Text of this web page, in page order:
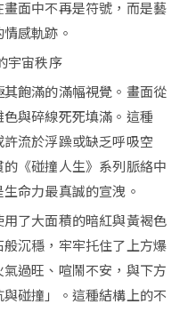
面中不再是符號，而是藝
感軌跡。
宇宙秩序
其飽滿的滿幅視覺。畫面從
與碎線死死填滿。這種
許流於浮躁或缺乏呼吸空
《碰撞人生》系列脈絡中
命力最真誠的宣洩。
了大面積的暗紅與黃褐色
沉穩，牢牢托住了上方爆
過旺、喧鬧不安，與下方
碰撞」。這種結構上的不